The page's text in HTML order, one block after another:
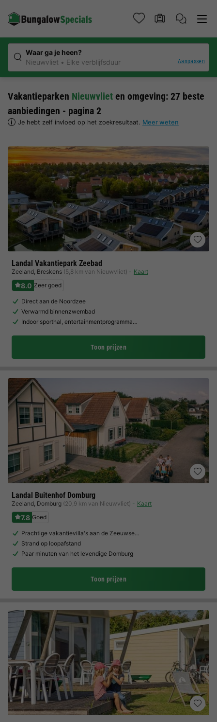
Waar ga je heen?
Nieuwvliet
Elke verblijfsduur Aanpassen
Vakantieparken Nieuwvliet en omgeving: 27 beste
aanbiedingen - pagina 2
Je hebt zelf invloed op het zoekresultaat. Meer weten
Landal Vakantiepark Zeebad
Zeeland, Breskens (5,8 km van Nieuwvliet) Kaart
8.0 Zeer goed
Direct aan de Noordzee
Verwarmd binnenzwembad
Indoor sporthal, entertainmentprogramma…
Toon prijzen
Landal Buitenhof Domburg
Zeeland, Domburg (20,9 km van Nieuwvliet) Kaart
7.8 Goed
Prachtige vakantievilla's aan de Zeeuwse…
Strand op loopafstand
Paar minuten van het levendige Domburg
Toon prijzen